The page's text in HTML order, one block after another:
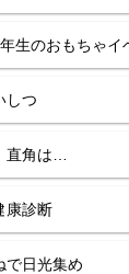
生のおもちゃイ
しつ
角は…
康診断
日光集め